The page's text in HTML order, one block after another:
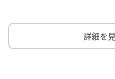
詳細を